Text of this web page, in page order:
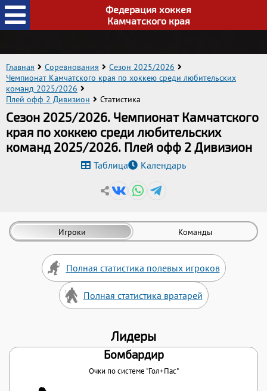
Федерация хоккея
Камчатского края
Главная Соревнования
Сезон 2025/2026
Чемпионат Камчатского края по хоккею среди любительских
команд 2025/2026
Плей офф 2 Дивизион
Статистика
Сезон 2025/2026. Чемпионат Камчатского
края по хоккею среди любительских
команд 2025/2026. Плей офф 2 Дивизион
Таблица Календарь
Игроки Команды
Полная статистика полевых игроков
Полная статистика вратарей
Лидеры
Бомбардир
Очки по системе "Гол+Пас"